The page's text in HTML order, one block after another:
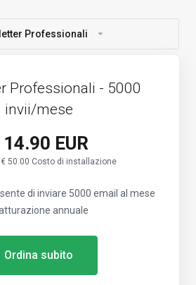
Professionali
Professionali - 5000
invii/mese
14.90 EUR
50.00 Costo di installazione
di inviare 5000 email al mese
annuale
Ordina subito